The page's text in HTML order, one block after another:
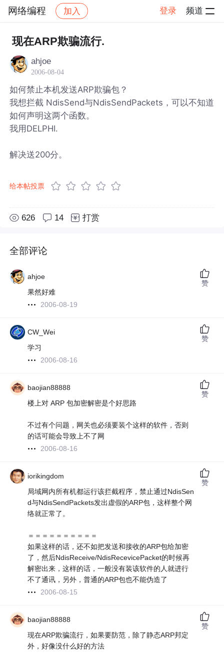
网络编程 加入 登录 频道
社区 网络编程 帖子详情
现在ARP欺骗流行.
ahjoe
2006-08-04
如何禁止本机发送ARP欺骗包？
我想拦截 NdisSend与NdisSendPackets，可以不知道
如何声明这两个函数。
我用DELPHI.
解决送200分。
给本帖投票
626 14 打赏
全部评论
ahjoe
果然好难
2006-08-19
赞
CW_Wei
学习
2006-08-16
赞
baojian88888
楼上对 ARP 包加密解密是个好思路
不过有个问题，网关也必须要装个这样的软件，否则
的话可能会导致上不了网
2006-08-16
赞
iorikingdom
局域网内所有机都运行该拦截程序，禁止通过NdisSen
d与NdisSendPackets发出虚假的ARP包，这样整个网
络就正常了。
＝＝＝＝＝＝＝＝＝＝
如果这样的话，还不如把发送和接收的ARP包给加密
了，然后NdisReceive/NdisRecevicePacket的时候再
解密出来，这样的话，一般没有装该软件的人就进行
不了通讯，另外，普通的ARP包也不能伪造了
2006-08-15
赞
baojian88888
现在ARP欺骗流行，如果要防范，除了静态ARP邦定
外，好像没什么好的方法
赞